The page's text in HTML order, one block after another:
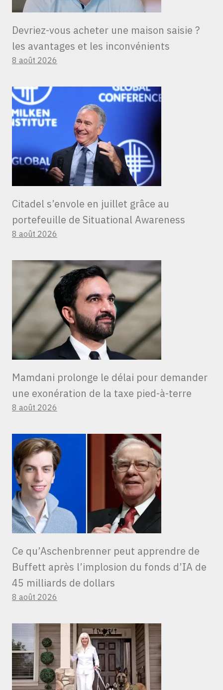
Devriez-vous acheter une maison saisie ?
les avantages et les inconvénients
8 août 2026
Citadel s’envole en juillet grâce au
portefeuille de Situational Awareness
8 août 2026
Mamdani prolonge le délai pour demander
une exonération de la taxe pied-à-terre
8 août 2026
Ce qu’Aschenbrenner peut apprendre de
Buffett après l’implosion du fonds d’IA de
45 milliards de dollars
8 août 2026